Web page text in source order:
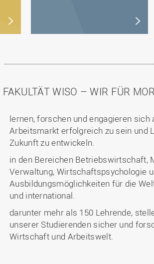
FAKULTÄT WISO – WIR FÜR
lernen, forschen und engagieren
Arbeitsmarkt erfolgreich zu sein und
Zukunft zu entwickeln.
in den Bereichen Betriebswirtschaft,
Verwaltung, Wirtschaftspsychologie
Ausbildungsmöglichkeiten für die
und international.
darunter mehr als 150 Lehrende,
unserer Studierenden sicher und
Wirtschaft und Arbeitswelt.